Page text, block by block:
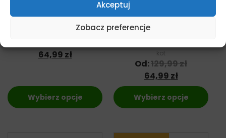
Akceptuj
Zobacz preferencje
64,99 zł
Wybierz opcje
Południowym –
karma sucha dla
kot
Od:129,99zł
64,99 zł
Wybierz opcje